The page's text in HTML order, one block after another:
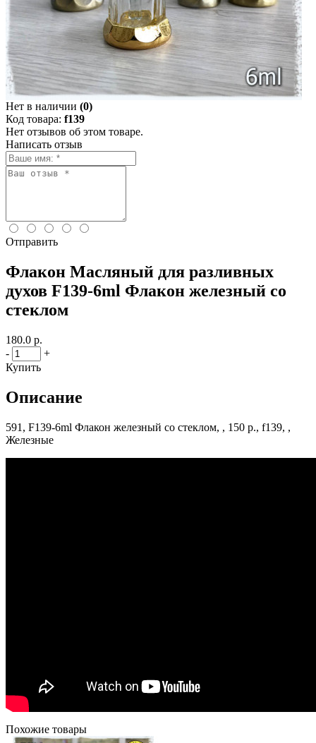
Нет в наличии (0)
Код товара: f139
Нет отзывов об этом товаре.
Написать отзыв
Отправить
Флакон Масляный для разливных
духов F139-6ml Флакон железный со
стеклом
180.0 р.
-
+
Купить
Описание
591, F139-6ml Флакон железный со стеклом, , 150 р., f139, ,
Железные
Похожие товары